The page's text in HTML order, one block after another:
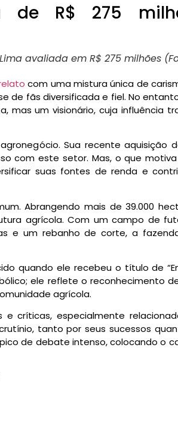
de R$ 275
avaliada em R$ 275 milhões
com uma mistura única de
de fãs diversificada e fiel. No
mas um visionário, cuja influência
Sua recente aquisição
com este setor. Mas, o que
suas fontes de renda e
Abrangendo mais de 39.000
agrícola. Com um campo de
e um rebanho de corte, a
quando ele recebeu o título de
ele reflete o reconhecimento
agrícola.
críticas, especialmente
tanto por seus sucessos
de debate intenso, colocando o